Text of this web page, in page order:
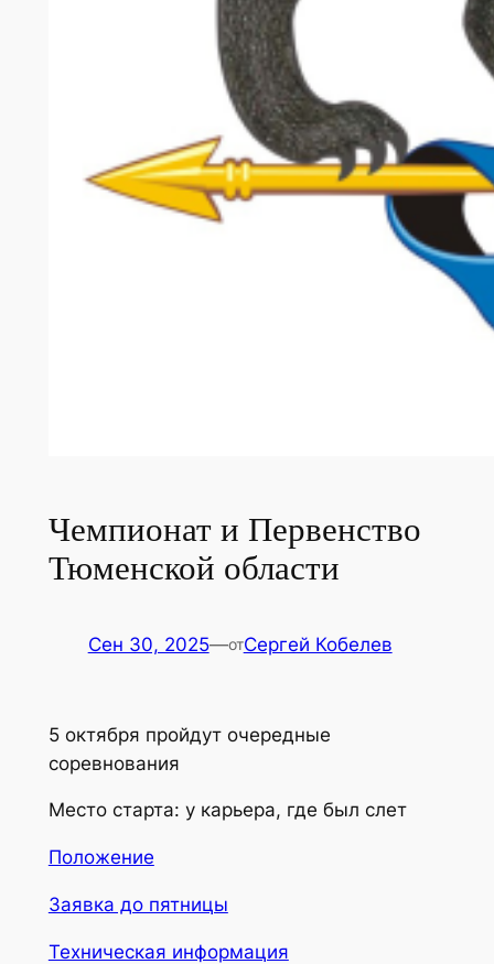
Чемпионат и Первенство
Тюменской области
Сен 30, 2025—отСергей Кобелев
5 октября пройдут очередные
соревнования
Место старта: у карьера, где был слет
Положение
Заявка до пятницы
Техническая информация